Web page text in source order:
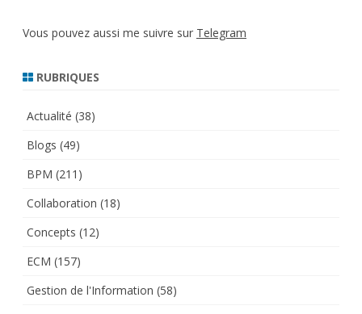
Vous pouvez aussi me suivre sur Telegram
RUBRIQUES
Actualité (38)
Blogs (49)
BPM (211)
Collaboration (18)
Concepts (12)
ECM (157)
Gestion de l'Information (58)